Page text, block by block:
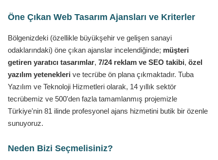
Öne Çıkan Web Tasarım Ajansları ve Kriterler
Bölgenizdeki (özellikle büyükşehir ve gelişen sanayi
odaklarındaki) öne çıkan ajanslar incelendiğinde; müşteri
getiren yaratıcı tasarımlar, 7/24 reklam ve SEO takibi, özel
yazılım yetenekleri ve tecrübe ön plana çıkmaktadır. Tuba
Yazılım ve Teknoloji Hizmetleri olarak, 14 yıllık sektör
tecrübemiz ve 500'den fazla tamamlanmış projemizle
Türkiye'nin 81 ilinde profesyonel ajans hizmetini butik bir özenle
sunuyoruz.
Neden Bizi Seçmelisiniz?